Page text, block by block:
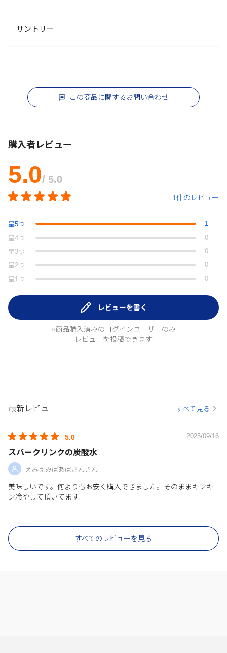
サントリー
この商品に関するお問い合わせ
購入者レビュー
5.0/ 5.0
1件のレビュー
星5つ
1
星4つ
0
星 3つ
0
星 2つ
0
星 1つ 0
レビューを書く
※商品購入済みのログインユーザーのみ
レビューを投稿できます
最新レビュー すべて見る
5.0 2025/09/16
スパークリンクの炭酸水
えみえみばあばさんさん
美味しいです。何よりもお安く購入できました。そのままキンキ
ン冷やして頂いてます
すべてのレビューを見る